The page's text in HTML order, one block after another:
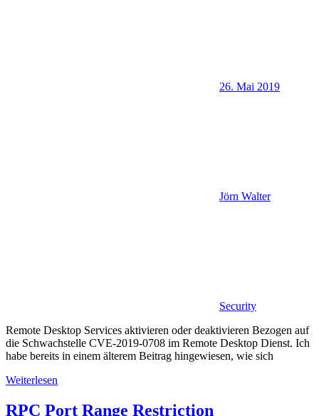
26. Mai 2019
Jörn Walter
Security
Remote Desktop Services aktivieren oder deaktivieren Bezogen auf
die Schwachstelle CVE-2019-0708 im Remote Desktop Dienst. Ich
habe bereits in einem älterem Beitrag hingewiesen, wie sich
Weiterlesen
RPC Port Range Restriction